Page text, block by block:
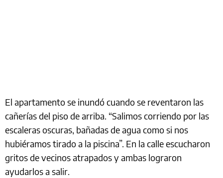
El apartamento se inundó cuando se reventaron las
cañerías del piso de arriba. “Salimos corriendo por las
escaleras oscuras, bañadas de agua como si nos
hubiéramos tirado a la piscina”. En la calle escucharon
gritos de vecinos atrapados y ambas lograron
ayudarlos a salir.